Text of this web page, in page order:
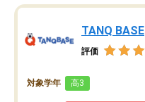
TANQ BASE
評価
対象学年 高3